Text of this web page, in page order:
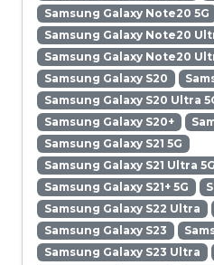
Samsung Galaxy Note20 5G
Samsung Galaxy Note20
Samsung Galaxy Note20
Samsung Galaxy S20
Samsung Galaxy S20 Ultra
Samsung Galaxy S20+
Samsung Galaxy S21 5G
Samsung Galaxy S21 Ultra 5G
Samsung Galaxy S21+ 5G
Samsung Galaxy S22 Ultra
Samsung Galaxy S23
Samsung Galaxy S23 Ultra